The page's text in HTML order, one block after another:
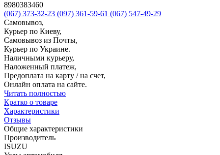
8980383460
(067) 373-32-23 (097) 361-59-61 (067) 547-49-29
Самовывоз,
Курьер по Киеву,
Самовывоз из Почты,
Курьер по Украине.
Наличными курьеру,
Наложенный платеж,
Предоплата на карту / на счет,
Онлайн оплата на сайте.
Читать полностью
Кратко о товаре
Характеристики
Отзывы
Общие характеристики
Производитель
ISUZU